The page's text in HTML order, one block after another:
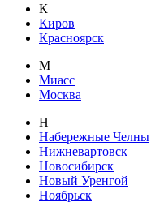
К
Киров
Красноярск
М
Миасс
Москва
Н
Набережные Челны
Нижневартовск
Новосибирск
Новый Уренгой
Ноябрьск